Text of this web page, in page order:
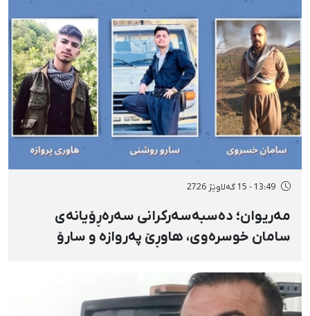
13:49 - 15 گەلاوێژ 2726
مەریوان؛ دەسبەسەرکرانی سەرەڕۆیانەی
سامان خوسرەوی، هاوڕێ پەروازە و سارۆ
گواستنەوەیان بۆ شوێنێکی نادیار